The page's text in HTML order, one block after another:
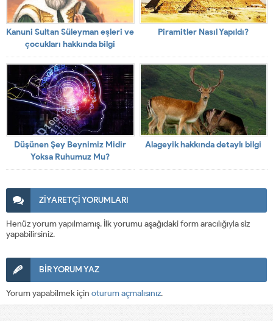
Kanuni Sultan Süleyman eşleri ve
çocukları hakkında bilgi
Piramitler Nasıl Yapıldı?
Düşünen Şey Beynimiz Midir
Yoksa Ruhumuz Mu?
Alageyik hakkında detaylı bilgi
ZİYARETÇİ YORUMLARI
Henüz yorum yapılmamış. İlk yorumu aşağıdaki form aracılığıyla siz
yapabilirsiniz.
BİR YORUM YAZ
Yorum yapabilmek için oturum açmalısınız.